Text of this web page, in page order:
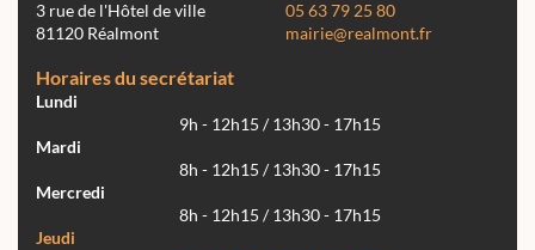
3 rue de l'Hôtel de ville
81120 Réalmont
05 63 79 25 80
mairie@realmont.fr
Horaires du secrétariat
Lundi
9h - 12h15 / 13h30 - 17h15
Mardi
8h - 12h15 / 13h30 - 17h15
Mercredi
8h - 12h15 / 13h30 - 17h15
Jeudi